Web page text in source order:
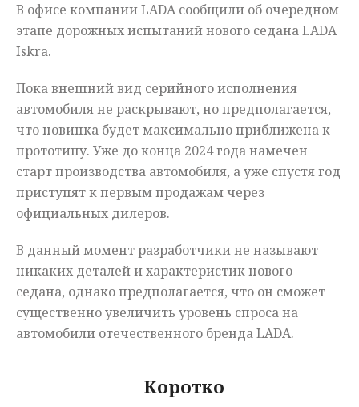
В офисе компании LADA сообщили об очередном
этапе дорожных испытаний нового седана LADA
Iskra.
Пока внешний вид серийного исполнения
автомобиля не раскрывают, но предполагается,
что новинка будет максимально приближена к
прототипу. Уже до конца 2024 года намечен
старт производства автомобиля, а уже спустя год
приступят к первым продажам через
официальных дилеров.
В данный момент разработчики не называют
никаких деталей и характеристик нового
седана, однако предполагается, что он сможет
существенно увеличить уровень спроса на
автомобили отечественного бренда LADA.
Коротко